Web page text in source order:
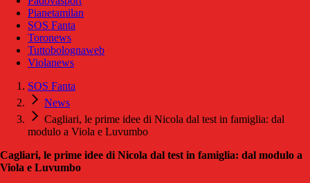
Pianetamilan
SOS Fanta
Toronews
Tuttobolognaweb
Violanews
SOS Fanta
News
Cagliari, le prime idee di Nicola dal test in famiglia: dal
modulo a Viola e Luvumbo
Cagliari, le prime idee di Nicola dal test in famiglia: dal modulo a
Viola e Luvumbo